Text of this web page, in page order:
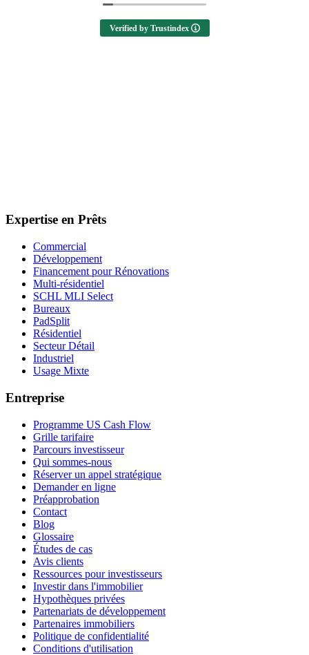
Verified by Trustindex
Expertise en Prêts
Commercial
Développement
Financement pour Rénovations
Multi-résidentiel
SCHL MLI Select
Bureaux
PadSplit
Résidentiel
Secteur Détail
Industriel
Usage Mixte
Entreprise
Programme US Cash Flow
Grille tarifaire
Parcours investisseur
Qui sommes-nous
Réserver un appel stratégique
Demander en ligne
Préapprobation
Contact
Blog
Glossaire
Études de cas
Avis clients
Ressources pour investisseurs
Investir dans l'immobilier
Hypothèques privées
Partenariats de développement
Partenaires immobiliers
Politique de confidentialité
Conditions d'utilisation